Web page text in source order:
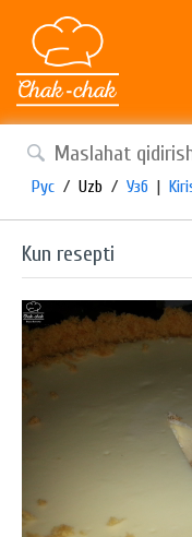
Рус / Uzb / Узб |
Kun resepti